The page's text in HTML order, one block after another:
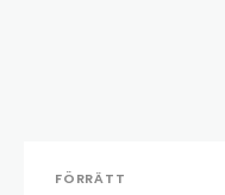
FÖRRÄTT